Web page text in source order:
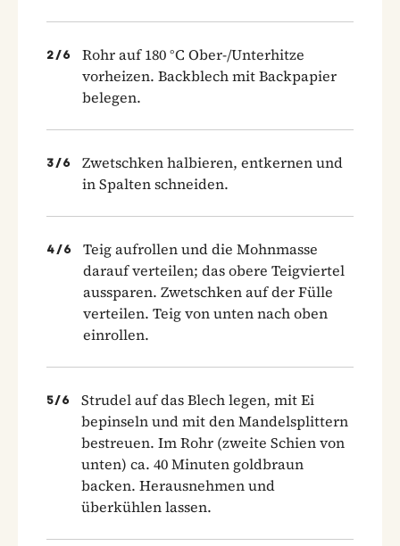
2 /6
Rohr auf 180 °C Ober-/Unterhitze
vorheizen. Backblech mit Backpapier
belegen.
3 /6
Zwetschken halbieren, entkernen und
in Spalten schneiden.
4 /6
Teig aufrollen und die Mohnmasse
darauf verteilen; das obere Teigviertel
aussparen. Zwetschken auf der Fülle
verteilen. Teig von unten nach oben
einrollen.
5/6
Strudel auf das Blech legen, mit Ei
bepinseln und mit den Mandelsplittern
bestreuen. Im Rohr (zweite Schien von
unten) ca. 40 Minuten goldbraun
backen. Herausnehmen und
überkühlen lassen.